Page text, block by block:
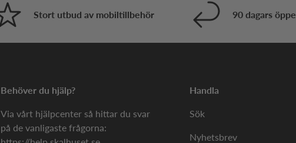
Stort utbud av mobiltillbehör 90 dagars
Behöver du hjälp?
Via vårt hjälpcenter så hittar du svar
på de vanligaste frågorna:
Handla
Sök
Nyhetsbrev